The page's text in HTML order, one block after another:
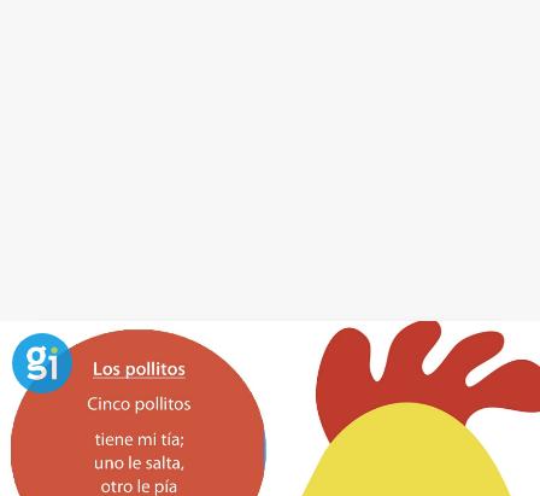
Por el bosque vi una liebre. Bonita
canción para jugar con el bebé
Por el bosque vi una liebre
es una canción con la
que puedes ayudar a tu bebé a aprender los
diferentes dedos de la mano
Empieza a cantarla por el dedo pequeño, y sigue